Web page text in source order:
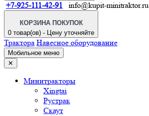
+7-925-111-42-91 info@kupit-minitraktor.ru
КОРЗИНА ПОКУПОК
0 товар(ов) - Цену уточняйте
Трактора Навесное оборудование
Мобильное меню
✕
Минитракторы
Xingtai
Рустрак
Скаут